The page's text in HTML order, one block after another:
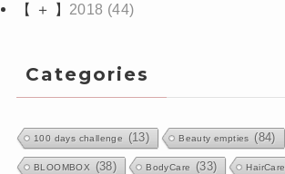
【 ＋ 】 2018 (44)
Categories
100 days challenge (13) Beauty empties (84)
BLOOMBOX (38) BodyCare (33) HairCare